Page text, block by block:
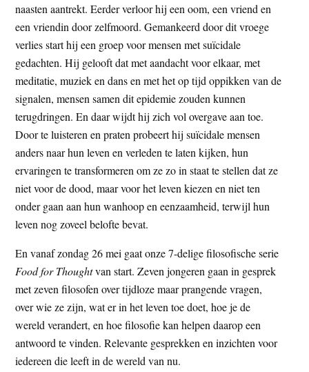
naasten aantrekt. Eerder verloor hij een oom, een vriend en
een vriendin door zelfmoord. Gemankeerd door dit vroege
verlies start hij een groep voor mensen met suïcidale
gedachten. Hij gelooft dat met aandacht voor elkaar, met
meditatie, muziek en dans en met het op tijd oppikken van de
signalen, mensen samen dit epidemie zouden kunnen
terugdringen. En daar wijdt hij zich vol overgave aan toe.
Door te luisteren en praten probeert hij suïcidale mensen
anders naar hun leven en verleden te laten kijken, hun
ervaringen te transformeren om ze zo in staat te stellen dat ze
niet voor de dood, maar voor het leven kiezen en niet ten
onder gaan aan hun wanhoop en eenzaamheid, terwijl hun
leven nog zoveel belofte bevat.
En vanaf zondag 26 mei gaat onze 7-delige filosofische serie
Food for Thoughtvan start. Zeven jongeren gaan in gesprek
met zeven filosofen over tijdloze maar prangende vragen,
over wie ze zijn, wat er in het leven toe doet, hoe je de
wereld verandert, en hoe filosofie kan helpen daarop een
antwoord te vinden. Relevante gesprekken en inzichten voor
iedereen die leeft in de wereld van nu.